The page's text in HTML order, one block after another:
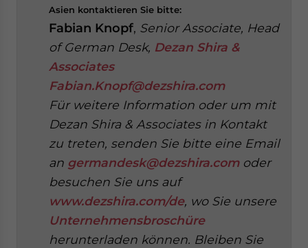
Asien kontaktieren Sie bitte:
Fabian Knopf, Senior Associate, Head
of German Desk, Dezan Shira &
Associates
Fabian.Knopf@dezshira.com
Für weitere Information oder um mit
Dezan Shira & Associates in Kontakt
zu treten, senden Sie bitte eine Email
an germandesk@dezshira.comoder
besuchen Sie uns auf
www.dezshira.com/de, wo Sie unsere
Unternehmensbroschüre
herunterladen können. Bleiben Sie